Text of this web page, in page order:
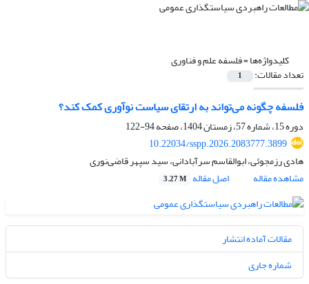
کلیدواژه‌ها =فلسفه علم و فناوری
تعداد مقالات: 1
فلسفه چگونه می‌تواند به ارتقای سیاست نوآوری کمک کند؟
دوره 15، شماره 57، زمستان 1404، صفحه
94-122
10.22034/sspp.2026.2083777.3899
هادی رزمجوئی، ابوالقاسم سرآبادانی، سید سپهر قاضی‌نوری
مشاهده مقاله
اصل مقاله 3.27 M
مقالات آماده انتشار
شماره جاری